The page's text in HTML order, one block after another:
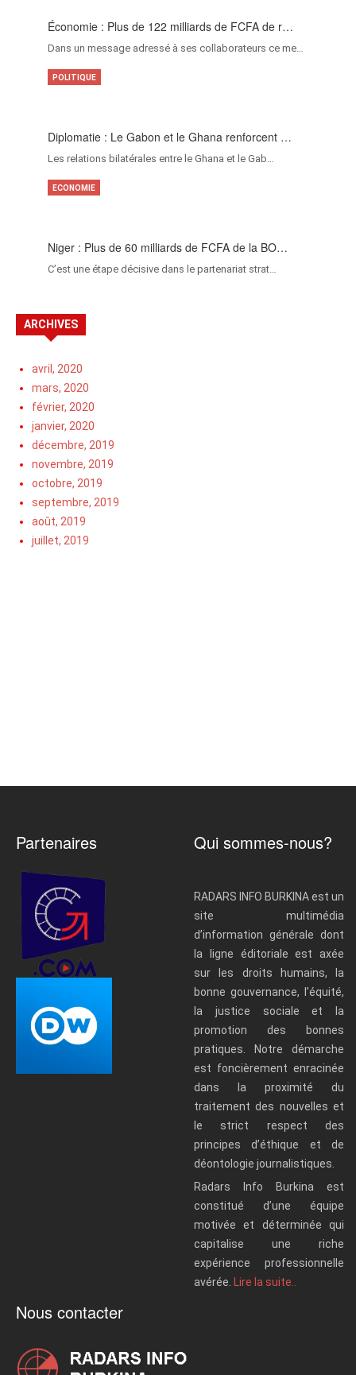
Économie : Plus de 122 milliards de FCFA de r…
Dans un message adressé à ses collaborateurs ce me…
Diplomatie : Le Gabon et le Ghana renforcent …
Les relations bilatérales entre le Ghana et le Gab…
POLITIQUE
Niger : Plus de 60 milliards de FCFA de la BO…
C’est une étape décisive dans le partenariat strat…
ECONOMIE
ARCHIVES
avril, 2020
mars, 2020
février, 2020
janvier, 2020
décembre, 2019
novembre, 2019
octobre, 2019
septembre, 2019
août, 2019
juillet, 2019
Partenaires Qui sommes-nous?
RADARS INFO BURKINA est un
site multimédia
d’information générale dont
la ligne éditoriale est axée
sur les droits humains, la
bonne gouvernance, l’équité,
la justice sociale et la
promotion des bonnes
pratiques. Notre démarche
est foncièrement enracinée
dans la proximité du
traitement des nouvelles et
le strict respect des
principes d’éthique et de
déontologie journalistiques.
Radars Info Burkina est
constitué d’une équipe
motivée et déterminée qui
capitalise une riche
expérience professionnelle
avérée.
Lire la suite..
Nous contacter